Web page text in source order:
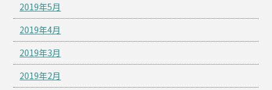
2019年5月
2019年4月
2019年3月
2019年2月